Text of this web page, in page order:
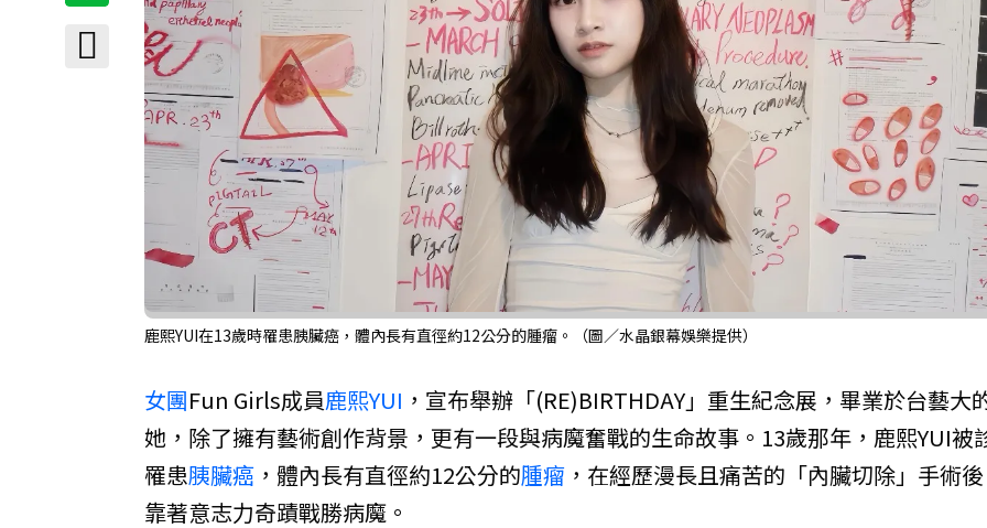
鹿熙YUI在13歲時罹患胰臟癌，體內長有直徑約12公分的腫瘤。（圖／水晶銀幕娛樂提供）
女團Fun Girls成員鹿熙YUI ，宣布舉辦「(RE)BIRTHDAY」重生紀念展，畢業於台藝大
她，除了擁有藝術創作背景，更有一段與病魔奮戰的生命故事。13歲那年，鹿熙YUI被
罹患胰臟癌 ，體內長有直徑約12公分的腫瘤 ，在經歷漫長且痛苦的「內臟切除」手術
靠著意志力奇蹟戰勝病魔。